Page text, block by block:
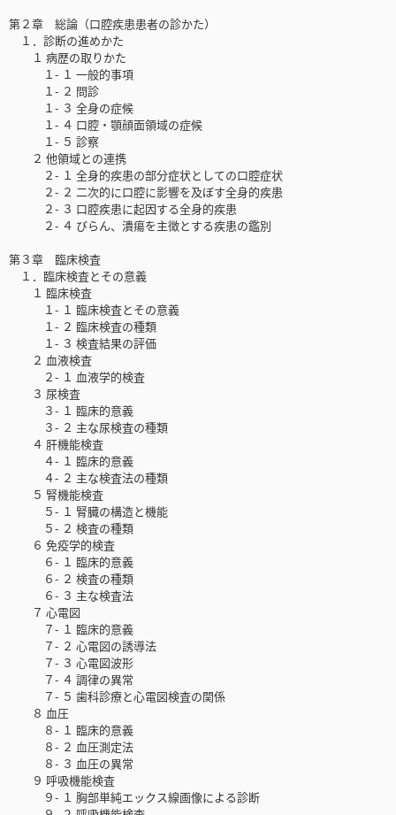
第２章 総論（口腔疾患患者の診かた）
１．診断の進めかた
１ 病歴の取りかた
１- １ 一般的事項
１- ２ 問診
１- ３ 全身の症候
１- ４ 口腔・顎顔面領域の症候
１- ５ 診察
２ 他領域との連携
２- １ 全身的疾患の部分症状としての口腔症状
２- ２ 二次的に口腔に影響を及ぼす全身的疾患
２- ３ 口腔疾患に起因する全身的疾患
２- ４ びらん、潰瘍を主徴とする疾患の鑑別
第３章 臨床検査
１．臨床検査とその意義
１ 臨床検査
１- １ 臨床検査とその意義
１- ２ 臨床検査の種類
１- ３ 検査結果の評価
２ 血液検査
２- １ 血液学的検査
３ 尿検査
３- １ 臨床的意義
３- ２ 主な尿検査の種類
４ 肝機能検査
４- １ 臨床的意義
４- ２ 主な検査法の種類
５ 腎機能検査
５- １ 腎臓の構造と機能
５- ２ 検査の種類
６ 免疫学的検査
６- １ 臨床的意義
６- ２ 検査の種類
６- ３ 主な検査法
７ 心電図
７- １ 臨床的意義
７- ２ 心電図の誘導法
７- ３ 心電図波形
７- ４ 調律の異常
７- ５ 歯科診療と心電図検査の関係
８ 血圧
８- １ 臨床的意義
８- ２ 血圧測定法
８- ３ 血圧の異常
９ 呼吸機能検査
９- １ 胸部単純エックス線画像による診断